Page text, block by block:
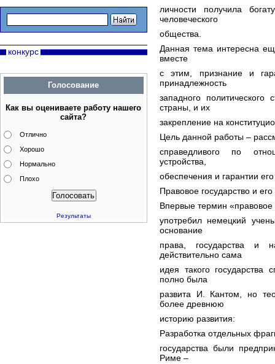
личности получила
человеческого
общества.
Данная тема интересна
вместе
с этим, признание и
принадлежность
западного
страны, и их
закрепление на
Цель данной работы –
справедливого по
устройства,
обеспечения и гарантии
Правовое государство и
Впервые термин «правовое
употребил немецкий
основание
права, государства и
действительно сама
идея такого государства
полно была
развита И. Кантом, но
более древнюю
историю развития:
Разработка отдельных
государства были
Риме –
конкурс
Голосование
Как вы оцениваете работу нашего
сайта?
Отлично
Хорошо
Нормально
Плохо
Результаты